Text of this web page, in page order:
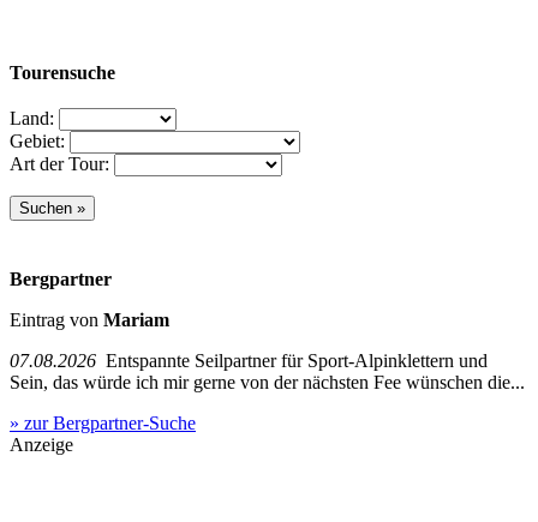
Tourensuche
Land:
Gebiet:
Art der Tour:
Bergpartner
Eintrag von Mariam
07.08.2026 Entspannte Seilpartner für Sport-Alpinklettern und
Sein, das würde ich mir gerne von der nächsten Fee wünschen die...
» zur Bergpartner-Suche
Anzeige